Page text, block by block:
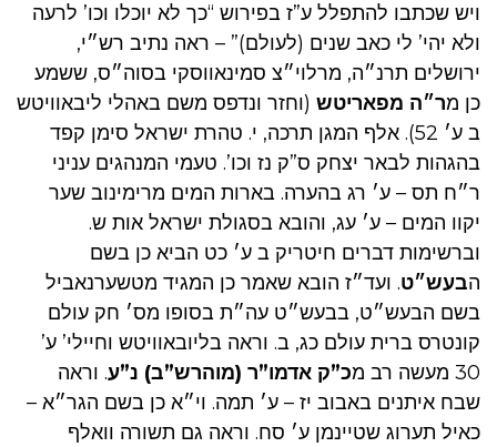
ויש שכתבו להתפלל ע”ז בפירוש “כך לא יוכלו וכו’ לרעה
ולא יהי’ לי כאב שנים (לעולם)” – ראה נתיב רש״י,
ירושלים תרנ״ה, מרלוי״צ סמינאווסקי בסוה״ס, ששמע
כן מר״ה מפאריטש (וחזר ונדפס משם באהלי ליבאוויטש
ב ע׳ 52). אלף המגן תרכה, י. טהרת ישראל סימן קפד
בהגהות לבאר יצחק ס”ק נז וכו’. טעמי המנהגים עניני
ר״ח תס – ע׳ רג בהערה. בארות המים מרימינוב שער
יקוו המים – ע׳ עג, והובא בסגולת ישראל אות ש.
וברשימות דברים חיטריק ב ע׳ כט הביא כן בשם
הבעש״ט. ועד״ז הובא שאמר כן המגיד מטשערנאביל
בשם הבעש״ט, בבעש״ט עה״ת בסופו מס׳ חק עולם
קונטרס ברית עולם כג, ב. וראה בליובאוויטש וחיילי’ ע’
30 מעשה רב מ
כ”ק אדמו”ר (מוהרש”ב) נ”ע. וראה
שבח איתנים באבוב יז – ע׳ תמה. וי״א כן בשם הגר״א –
כאיל תערוג שטיינמן ע׳ סח. וראה גם תשורה וואלף